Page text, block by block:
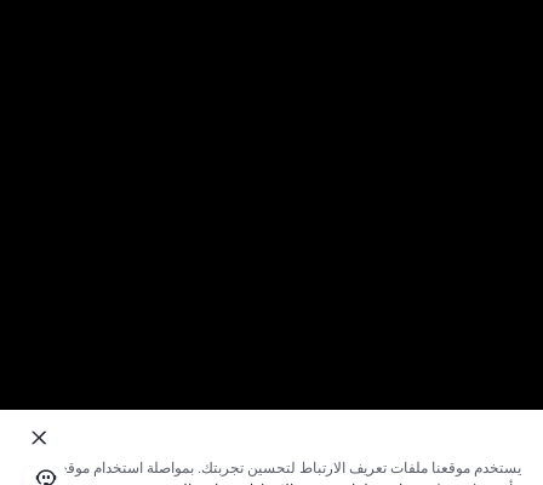
يستخدم موقعنا ملفات تعريف الارتباط لتحسين تجربتك. بمواصلة استخدام موقعنا؛